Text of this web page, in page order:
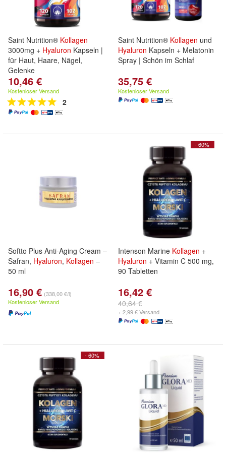
Saint Nutrition® Kollagen
3000mg + Hyaluron Kapseln |
für Haut, Haare, Nägel,
Gelenke
10,46 €
Kostenloser Versand
2
Saint Nutrition® Kollagen und
Hyaluron Kapseln + Melatonin
Spray | Schön im Schlaf
35,75 €
Kostenloser Versand
Softto Plus Anti-Aging Cream –
Safran, Hyaluron, Kollagen –
50 ml
16,90 € (338,00 €/l)
Kostenloser Versand
- 60%
Intenson Marine Kollagen +
Hyaluron + Vitamin C 500 mg,
90 Tabletten
16,42 €
40,64 €
+ 2,99 € Versand
- 60%